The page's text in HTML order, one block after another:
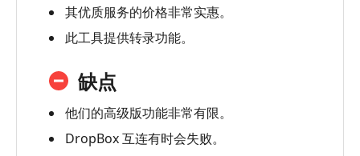
其优质服务的价格非常实惠。
此工具提供转录功能。
缺点
他们的高级版功能非常有限。
DropBox 互连有时会失败。